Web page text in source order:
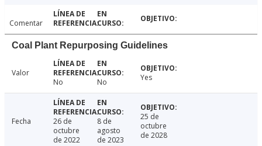
Comentar
Coal Plant Repurposing Guidelines
Valor
No
No Yes
Fecha
26 de
octubre
de 2022
8 de
agosto
de 2023
25 de
octubre
de 2028